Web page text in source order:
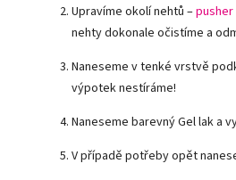
Upravíme okolí nehtů –pusher
nehty dokonale očistíme a
Naneseme v tenké vrstvě
výpotek nestíráme!
Naneseme barevný Gel lak a
V případě potřeby opět